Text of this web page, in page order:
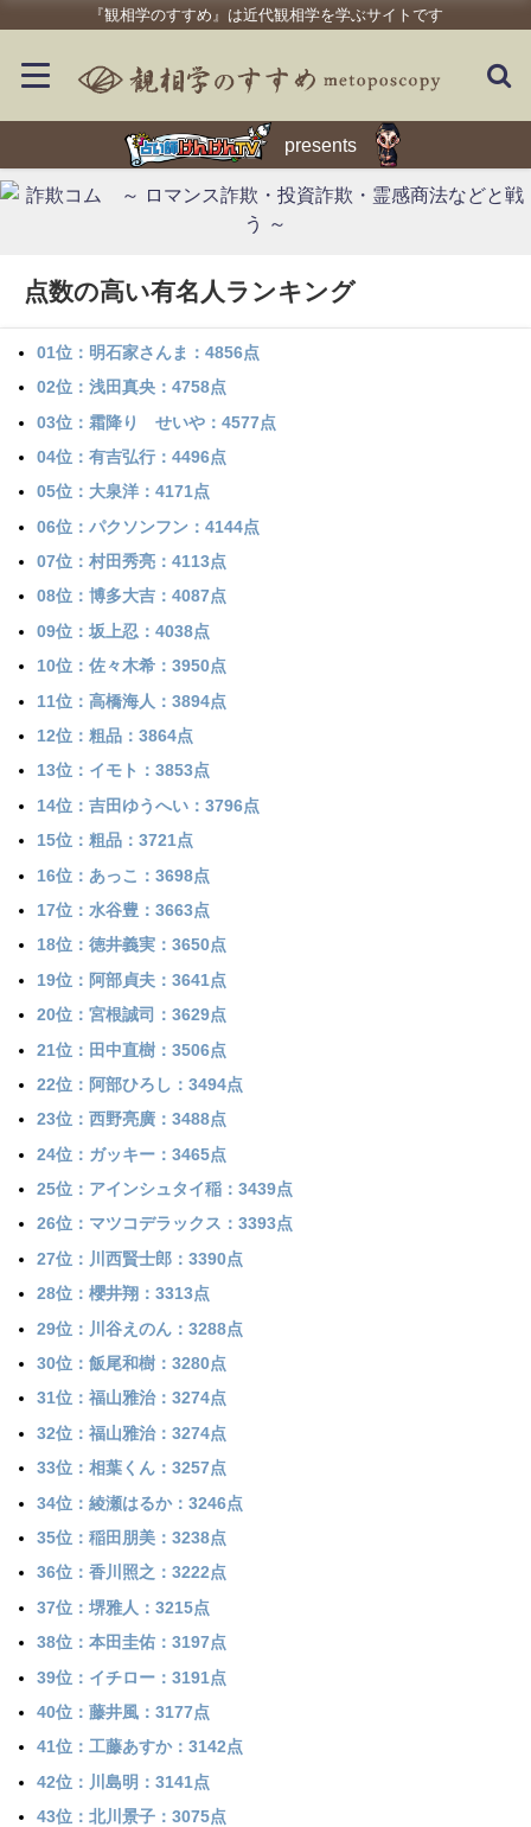
『観相学のすすめ』は近代観相学を学ぶサイトです
presents
点数の高い有名人ランキング
01位：明石家さんま：4856点
02位：浅田真央：4758点
03位：霜降り せいや：4577点
04位：有吉弘行：4496点
05位：大泉洋：4171点
06位：パクソンフン：4144点
07位：村田秀亮：4113点
08位：博多大吉：4087点
09位：坂上忍：4038点
10位：佐々木希：3950点
11位：高橋海人：3894点
12位：粗品：3864点
13位：イモト：3853点
14位：吉田ゆうへい：3796点
15位：粗品：3721点
16位：あっこ：3698点
17位：水谷豊：3663点
18位：徳井義実：3650点
19位：阿部貞夫：3641点
20位：宮根誠司：3629点
21位：田中直樹：3506点
22位：阿部ひろし：3494点
23位：西野亮廣：3488点
24位：ガッキー：3465点
25位：アインシュタイ稲：3439点
26位：マツコデラックス：3393点
27位：川西賢士郎：3390点
28位：櫻井翔：3313点
29位：川谷えのん：3288点
30位：飯尾和樹：3280点
31位：福山雅治：3274点
32位：福山雅治：3274点
33位：相葉くん：3257点
34位：綾瀬はるか：3246点
35位：稲田朋美：3238点
36位：香川照之：3222点
37位：堺雅人：3215点
38位：本田圭佑：3197点
39位：イチロー：3191点
40位：藤井風：3177点
41位：工藤あすか：3142点
42位：川島明：3141点
43位：北川景子：3075点